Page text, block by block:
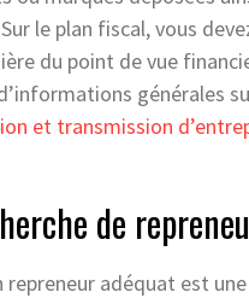
le plan fiscal, vous
du point de vue
générales
et transmission
de
repreneur adéquat est